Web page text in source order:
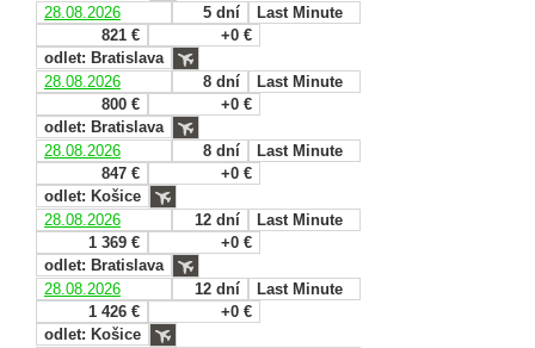
28.08.2026
5 dní
Last Minute
821 €
+0 €
odlet: Bratislava
28.08.2026
8 dní
Last Minute
800 €
+0 €
odlet: Bratislava
28.08.2026
8 dní
Last Minute
847 €
+0 €
odlet: Košice
28.08.2026
12 dní
Last Minute
1 369 €
+0 €
odlet: Bratislava
28.08.2026
12 dní
Last Minute
1 426 €
+0 €
odlet: Košice